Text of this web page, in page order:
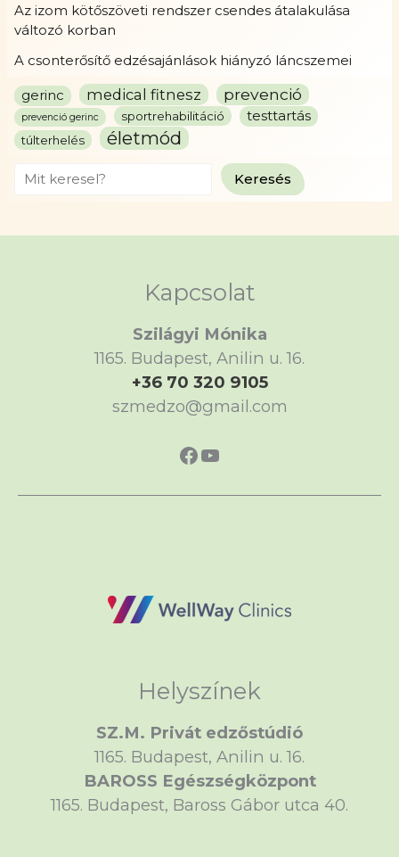
Az izom kötőszöveti rendszer csendes átalakulása
változó korban
A csonterősítő edzésajánlások hiányzó láncszemei
gerinc medical fitnesz prevenció
prevenció gerinc sportrehabilitáció testtartás
túlterhelés életmód
Search Keresés
Kapcsolat
Szilágyi Mónika
1165. Budapest, Anilin u. 16.
+36 70 320 9105
szmedzo@gmail.com
https://
https://
Helyszínek
SZ.M. Privát edzőstúdió
1165. Budapest, Anilin u. 16.
BAROSS Egészségközpont
1165. Budapest, Baross Gábor utca 40.